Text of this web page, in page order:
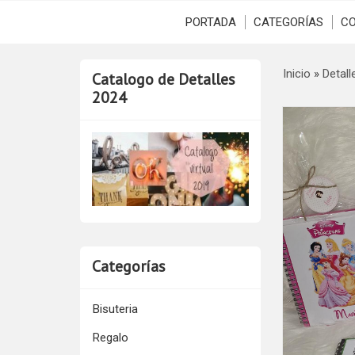
PORTADA CATEGORÍAS
Catalogo de Detalles
2024
Categorías
Bisuteria
Regalo
Inicio »